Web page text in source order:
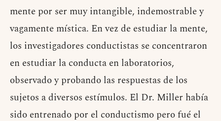
mente por ser muy intangible, indemostrable y
vagamente mística. En vez de estudiar la mente,
los investigadores conductistas se concentraron
en estudiar la conducta en laboratorios,
observado y probando las respuestas de los
sujetos a diversos estímulos. El Dr. Miller había
sido entrenado por el conductismo pero fué el